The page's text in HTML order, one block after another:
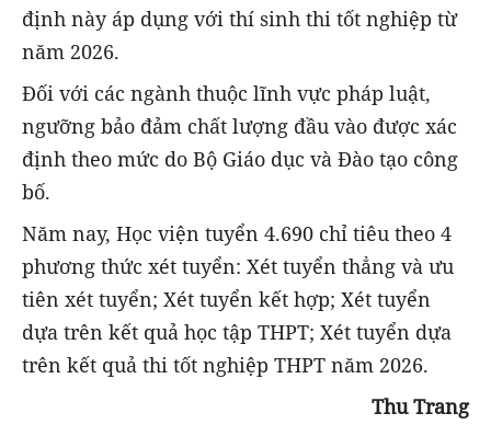
định này áp dụng với thí sinh thi tốt nghiệp từ
năm 2026.
Đối với các ngành thuộc lĩnh vực pháp luật,
ngưỡng bảo đảm chất lượng đầu vào được xác
định theo mức do Bộ Giáo dục và Đào tạo công
bố.
Năm nay, Học viện tuyển 4.690 chỉ tiêu theo 4
phương thức xét tuyển: Xét tuyển thẳng và ưu
tiên xét tuyển; Xét tuyển kết hợp; Xét tuyển
dựa trên kết quả học tập THPT; Xét tuyển dựa
trên kết quả thi tốt nghiệp THPT năm 2026.
Thu Trang